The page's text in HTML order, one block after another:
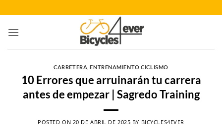
al
contenido
CARRETERA ,ENTRENAMIENTO CICLISMO
10 Errores que arruinarán tu carrera
antes de empezar | Sagredo Training
POSTED ON 20 DE ABRIL DE 2025 BY BICYCLES4EVER